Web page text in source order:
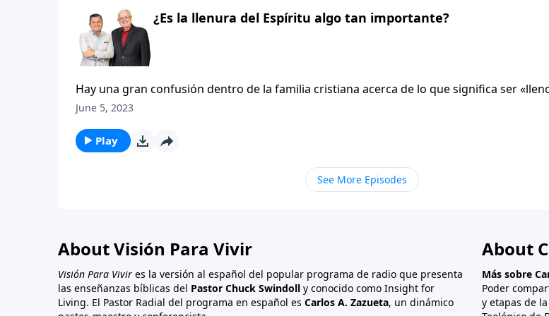
cristianos con mucha más claridad. Él nos ha llamado a rendirle nuestras vidas por
¿Es la llenura del Espíritu algo tan importante?
Hay una gran confusión dentro de la familia cristiana acerca de lo que significa ser
Afortunadamente, la Palabra de Dios nos puede guiar a medida que tratamos de
salvación en Cristo Jesús. También sabemos que Dios nos ordena ser llenos del Espíritu y
control. Las Escrituras a menudo nos ilustran los efectos que el Espíritu Santo tiene en la
creyentes. A medida que comenzamos a estudiar lo que tradicionalmente ha sido un
confusión y controversia entre los cristianos, tengamos cuidado de tratar a los demás
June 5, 2023
Play
See More Episodes
About Visión Para Vivir
Visión Para Vivir es la versión al español del popular programa de radio que presenta
las enseñanzas bíblicas del Pastor Chuck Swindoll y conocido como Insight for
Living. El Pastor Radial del programa en español es Carlos A. Zazueta, un dinámico
About
Más sobre
Poder
y etapas de